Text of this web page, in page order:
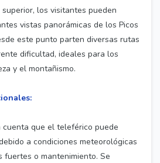
los visitantes pueden
vistas panorámicas de los Picos
este punto parten diversas rutas
dificultad, ideales para los
y el montañismo.
que el teleférico puede
a condiciones meteorológicas
fuertes o mantenimiento. Se